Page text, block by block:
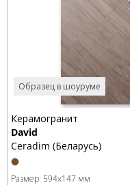
Образец в шоуруме
Керамогранит
David
Ceradim (Беларусь)
Размер: 594x147 мм